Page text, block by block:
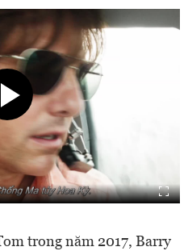
trong năm 2017, Barry